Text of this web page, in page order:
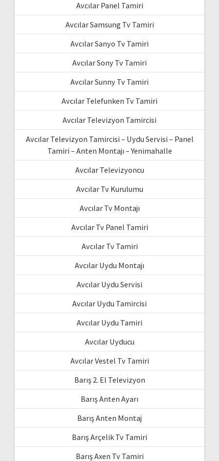
Avcılar Panel Tamiri
Avcılar Samsung Tv Tamiri
Avcılar Sanyo Tv Tamiri
Avcılar Sony Tv Tamiri
Avcılar Sunny Tv Tamiri
Avcılar Telefunken Tv Tamiri
Avcılar Televizyon Tamircisi
Avcılar Televizyon Tamircisi – Uydu Servisi – Panel
Tamiri – Anten Montajı – Yenimahalle
Avcılar Televizyoncu
Avcılar Tv Kurulumu
Avcılar Tv Montajı
Avcılar Tv Panel Tamiri
Avcılar Tv Tamiri
Avcılar Uydu Montajı
Avcılar Uydu Servisi
Avcılar Uydu Tamircisi
Avcılar Uydu Tamiri
Avcılar Uyducu
Avcılar Vestel Tv Tamiri
Barış 2. El Televizyon
Barış Anten Ayarı
Barış Anten Montaj
Barış Arçelik Tv Tamiri
Barış Axen Tv Tamiri